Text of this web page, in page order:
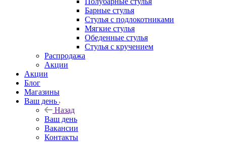
Барные стулья
Стулья с подлокотниками
Мягкие стулья
Обеденные стулья
Стулья с кручением
Распродажа
Акции
Акции
Блог
Магазины
Ваш день
Назад
Ваш день
Вакансии
Контакты